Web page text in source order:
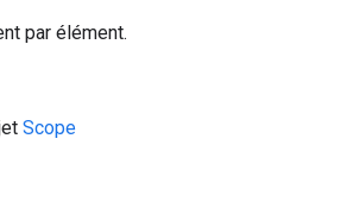
par élément.
Scope